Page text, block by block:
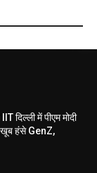
दिल्ली में पीएम मोदी
खूब हंसे GenZ,